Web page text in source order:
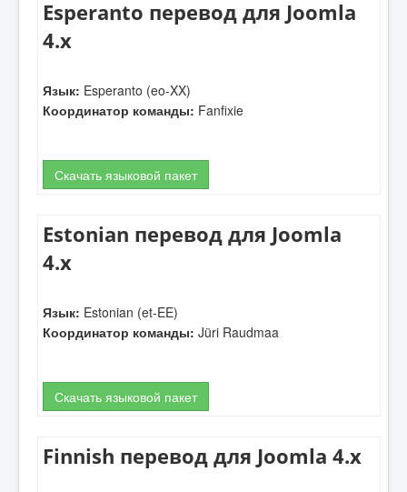
Esperanto перевод для Joomla
4.x
Язык: Esperanto (eo-XX)
Координатор команды: Fanfixie
Скачать языковой пакет
Estonian перевод для Joomla
4.x
Язык: Estonian (et-EE)
Координатор команды: Jüri Raudmaa
Скачать языковой пакет
Finnish перевод для Joomla 4.x